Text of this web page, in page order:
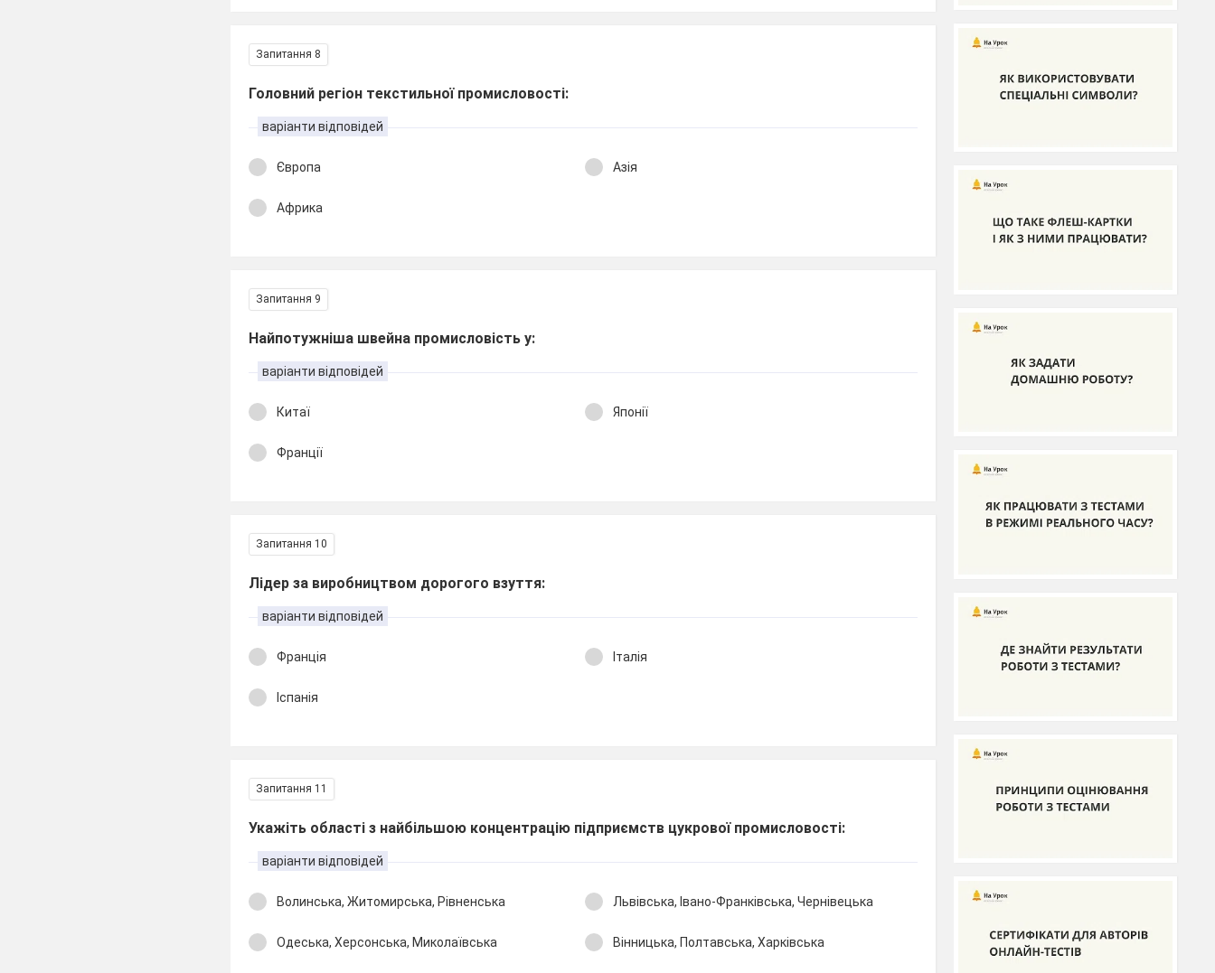
Запитання 8
Головний регіон текстильної промисловості:
варіанти відповідей
Європа Азія
Африка
Запитання 9
Найпотужніша швейна промисловість у:
варіанти відповідей
Китаї Японії
Франції
Запитання 10
Лідер за виробництвом дорогого взуття:
варіанти відповідей
Франція Італія
Іспанія
Запитання 11
Укажіть області з найбільшою концентрацію підприємств цукрової проми­словості:
варіанти відповідей
Волинська, Житомирська, Рівненська Львівська, Івано-Франківська, Чернівецька
Одеська, Херсонська, Миколаївська Вінницька, Полтавська, Харківська